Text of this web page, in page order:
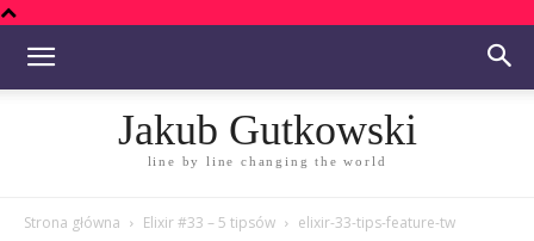
Jakub Gutkowski
line by line changing the world
Strona główna Elixir #33 – 5 tipsów elixir-33-tips-feature-tw